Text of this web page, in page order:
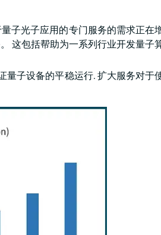
子光子应用的专门服务的需求正在
这包括帮助为一系列行业开发量子
量子设备的平稳运行. 扩大服务对于